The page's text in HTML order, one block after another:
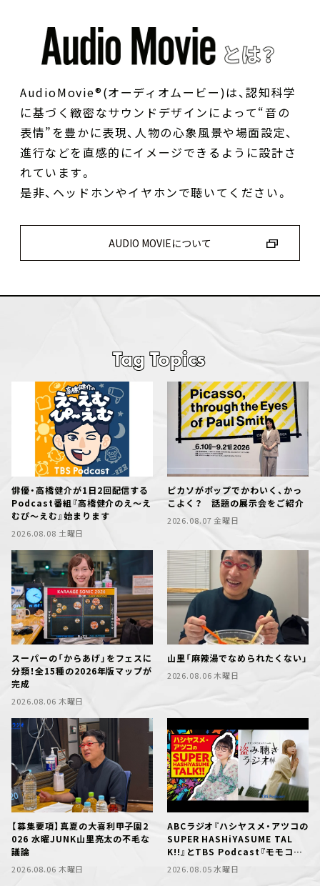
AudioMovie®(オーディオムービー)は、認知科学
に基づく緻密なサウンドデザインによって“音の
表情”を豊かに表現、人物の心象風景や場面設定、
進行などを直感的にイメージできるように設計さ
れています。
是非、ヘッドホンやイヤホンで聴いてください。
AUDIO MOVIEについて
Tag Topics
俳優・高橋健介が1日2回配信する
Podcast番組『高橋健介のえ～え
むぴ～えむ』始まります
2026.08.08 土曜日
ピカソがポップでかわいく、かっ
こよく？ 話題の展示会をご紹介
2026.08.07 金曜日
スーパーの「からあげ」をフェスに
分類！全15種の2026年版マップが
完成
2026.08.06 木曜日
山里「麻辣湯でなめられたくない」
2026.08.06 木曜日
【募集要項】真夏の大喜利甲子園2
026 水曜JUNK山里亮太の不毛な
議論
2026.08.06 木曜日
ABCラジオ『ハシヤスメ・アツコの
SUPER HASHiYASUME TAL
K!!』とTBS Podcast『モモコグ
ミカンパニーの盗み聴きラジオ』
が局を超えて初コラボレーショ
2026.08.05 水曜日